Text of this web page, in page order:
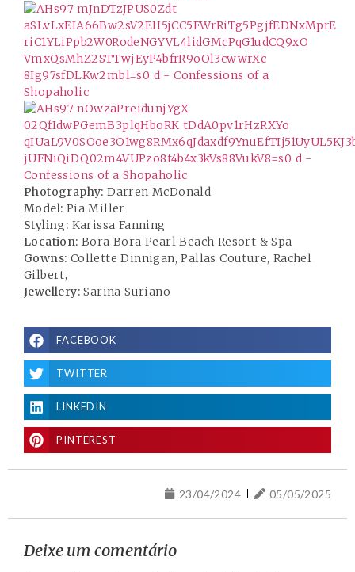
Photography: Darren McDonald
Model: Pia Miller
Styling: Karissa Fanning
Location: Bora Bora Pearl Beach Resort & Spa
Gowns: Collette Dinnigan, Pallas Couture, Rachel
Gilbert,
Jewellery: Sarina Suriano
FACEBOOK
TWITTER
LINKEDIN
PINTEREST
23/04/2024 05/05/2025
Deixe um comentário